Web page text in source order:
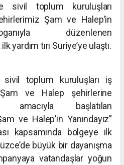
sivil toplum kuruluşları
Şam ve Halep’in
düzenlenen
yardım tırı Suriye’ye ulaştı.
toplum kuruluşları iş
Şam ve Halep şehirlerine
başlatılan
ve Halep’in Yanındayız”
kapsamında bölgeye ilk
büyük bir dayanışma
vatandaşlar yoğun